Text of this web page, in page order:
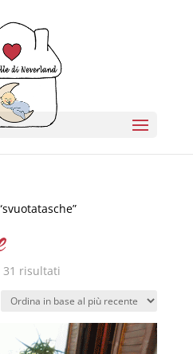
31 risultati